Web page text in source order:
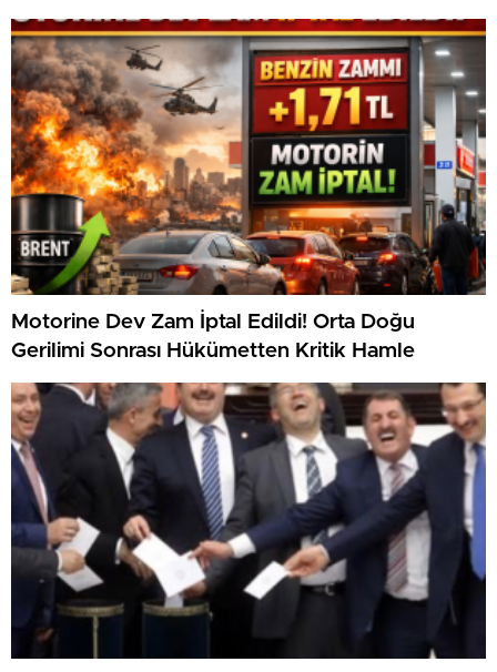
Motorine Dev Zam İptal Edildi! Orta Doğu
Gerilimi Sonrası Hükümetten Kritik Hamle